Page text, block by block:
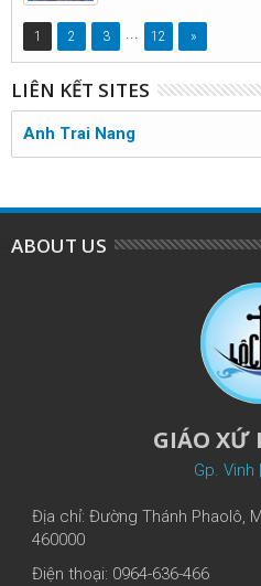
1 2 3 ... 12 »
LIÊN KẾT SITES
Anh Trai Nang
ABOUT US
GIÁO XỨ
Gp. Vinh
Địa chỉ: Đường Thánh Phaolô,
460000
Điện thoại: 0964-636-466